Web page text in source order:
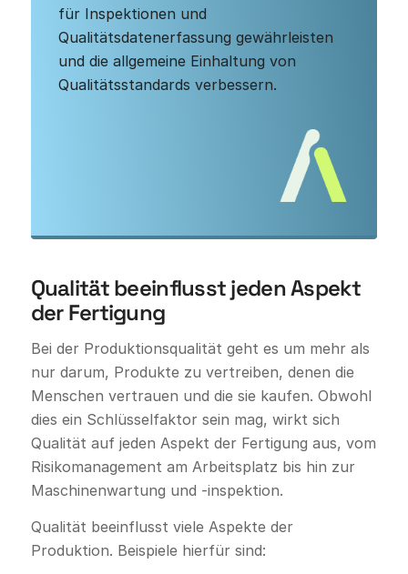
für Inspektionen und
Qualitätsdatenerfassung gewährleisten
und die allgemeine Einhaltung von
Qualitätsstandards verbessern.
Qualität beeinflusst jeden Aspekt
der Fertigung
Bei der Produktionsqualität geht es um mehr als
nur darum, Produkte zu vertreiben, denen die
Menschen vertrauen und die sie kaufen. Obwohl
dies ein Schlüsselfaktor sein mag, wirkt sich
Qualität auf jeden Aspekt der Fertigung aus, vom
Risikomanagement am Arbeitsplatz bis hin zur
Maschinenwartung und -inspektion.
Qualität beeinflusst viele Aspekte der
Produktion. Beispiele hierfür sind: